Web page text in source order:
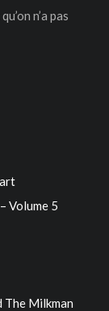
n’a pas
Volume 5
The Milkman